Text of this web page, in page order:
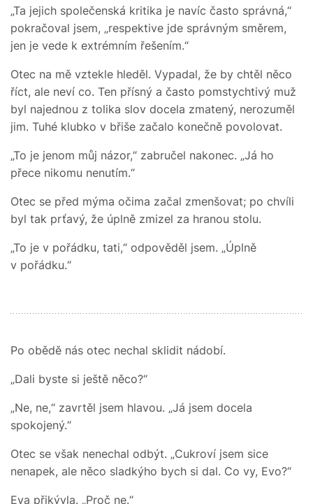
„Ta jejich společenská kritika je navíc často správná,“
pokračoval jsem, „respektive jde správným směrem,
jen je vede k extrémním řešením.“
Otec na mě vztekle hleděl. Vypadal, že by chtěl něco
říct, ale neví co. Ten přísný a často pomstychtivý muž
byl najednou z tolika slov docela zmatený, nerozuměl
jim. Tuhé klubko v břiše začalo konečně povolovat.
„To je jenom můj názor,“ zabručel nakonec. „Já ho
přece nikomu nenutím.“
Otec se před mýma očima začal zmenšovat; po chvíli
byl tak prťavý, že úplně zmizel za hranou stolu.
„To je v pořádku, tati,“ odpověděl jsem. „Úplně
v pořádku.“
Po obědě nás otec nechal sklidit nádobí.
„Dali byste si ještě něco?“
„Ne, ne,“ zavrtěl jsem hlavou. „Já jsem docela
spokojený.“
Otec se však nenechal odbýt. „Cukroví jsem sice
nenapek, ale něco sladkýho bych si dal. Co vy, Evo?“
Eva přikývla. „Proč ne.“